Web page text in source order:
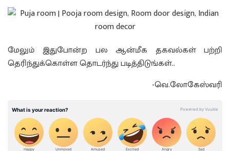
மேலும் இதுபோன்ற பல ஆன்மீக தகவல்கள் பற்றி
தெரிந்துக்கொள்ள தொடர்ந்து படித்திடுங்கள்..
-வெ.லோகேஸ்வரி